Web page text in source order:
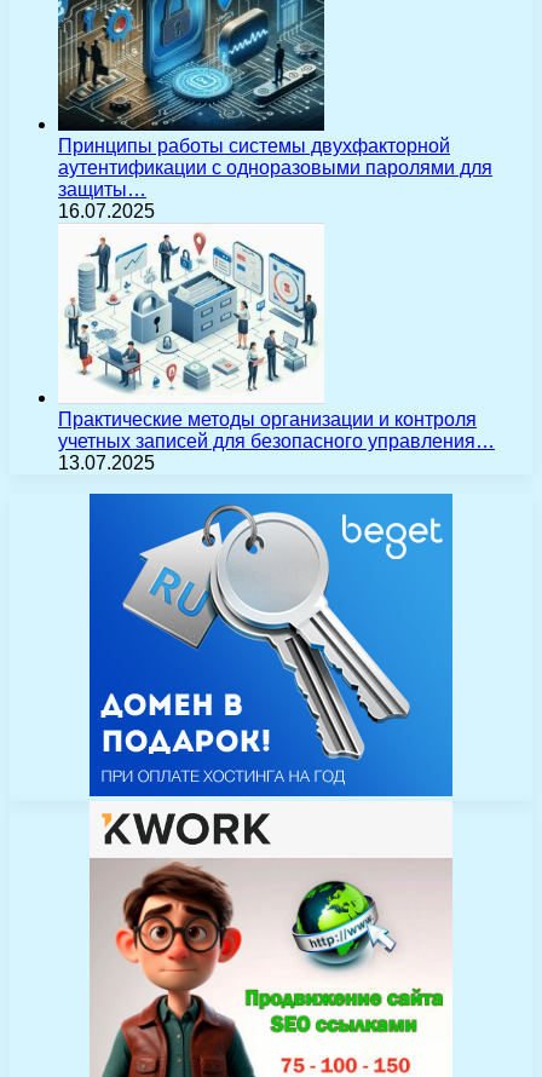
Принципы работы системы двухфакторной
аутентификации с одноразовыми паролями для
защиты…
16.07.2025
Практические методы организации и контроля
учетных записей для безопасного управления…
13.07.2025